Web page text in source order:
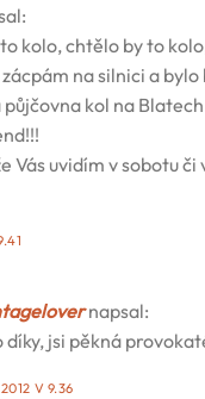
kolo, chtělo by to
na silnici a
kol na
Vás uvidím v sobotu
napsal:
díky, jsi pěkná
V 9.36